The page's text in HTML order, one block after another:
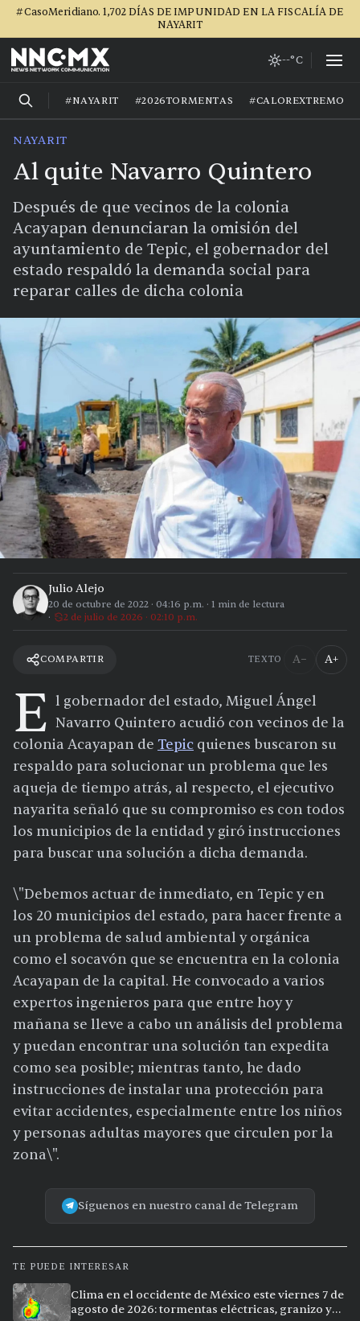
#CasoMeridiano. 1,702 DÍAS DE IMPUNIDAD EN LA FISCALÍA DE
NAYARIT
--°C
#NAYARIT #2026TORMENTAS #CALOREXTREMO
NAYARIT
Al quite Navarro Quintero
Después de que vecinos de la colonia
Acayapan denunciaran la omisión del
ayuntamiento de Tepic, el gobernador del
estado respaldó la demanda social para
reparar calles de dicha colonia
Julio Alejo
20 de octubre de 2022 · 04:16 p.m. · 1 min de lectura
2 de julio de 2026 · 02:10 p.m.
COMPARTIR TEXTO A− A+
E l gobernador del estado, Miguel Ángel
Navarro Quintero acudió con vecinos de la
colonia Acayapan de Tepic quienes buscaron su
respaldo para solucionar un problema que les
aqueja de tiempo atrás, al respecto, el ejecutivo
nayarita señaló que su compromiso es con todos
los municipios de la entidad y giró instrucciones
para buscar una solución a dicha demanda.
\"Debemos actuar de inmediato, en Tepic y en
los 20 municipios del estado, para hacer frente a
un problema de salud ambiental y orgánica
como el socavón que se encuentra en la colonia
Acayapan de la capital. He convocado a varios
expertos ingenieros para que entre hoy y
mañana se lleve a cabo un análisis del problema
y puedan encontrar una solución tan expedita
como sea posible; mientras tanto, he dado
instrucciones de instalar una protección para
evitar accidentes, especialmente entre los niños
y personas adultas mayores que circulen por la
zona\".
Síguenos en nuestro canal de Telegram
TE PUEDE INTERESAR
Clima en el occidente de México este viernes 7 de
agosto de 2026: tormentas eléctricas, granizo y